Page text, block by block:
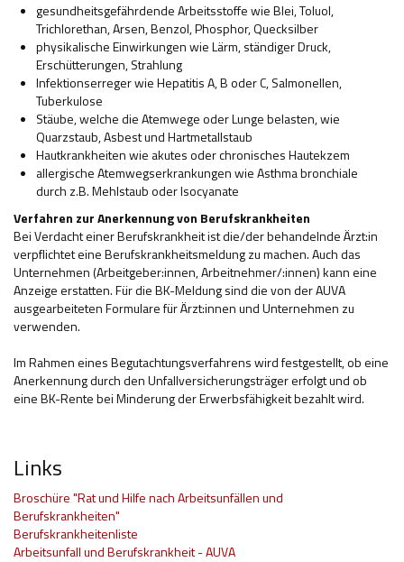
gesundheitsgefährdende Arbeitsstoffe wie Blei, Toluol,
Trichlorethan, Arsen, Benzol, Phosphor, Quecksilber
physikalische Einwirkungen wie Lärm, ständiger Druck,
Erschütterungen, Strahlung
Infektionserreger wie Hepatitis A, B oder C, Salmonellen,
Tuberkulose
Stäube, welche die Atemwege oder Lunge belasten, wie
Quarzstaub, Asbest und Hartmetallstaub
Hautkrankheiten wie akutes oder chronisches Hautekzem
allergische Atemwegserkrankungen wie Asthma bronchiale
durch z.B. Mehlstaub oder Isocyanate
Verfahren zur Anerkennung von Berufskrankheiten
Bei Verdacht einer Berufskrankheit ist die/der behandelnde Ärzt:in
verpflichtet eine Berufskrankheitsmeldung zu machen. Auch das
Unternehmen (Arbeitgeber:innen, Arbeitnehmer/:innen) kann eine
Anzeige erstatten. Für die BK-Meldung sind die von der AUVA
ausgearbeiteten Formulare für Ärzt:innen und Unternehmen zu
verwenden.
Im Rahmen eines Begutachtungsverfahrens wird festgestellt, ob eine
Anerkennung durch den Unfallversicherungsträger erfolgt und ob
eine BK-Rente bei Minderung der Erwerbsfähigkeit bezahlt wird.
Links
Broschüre "Rat und Hilfe nach Arbeitsunfällen und
Berufskrankheiten"
Berufskrankheitenliste
Arbeitsunfall und Berufskrankheit - AUVA